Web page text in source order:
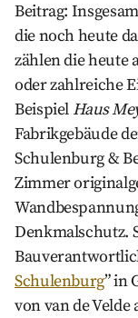
Beitrag:
die noch heute
zählen die heute
oder zahlreiche
Beispiel Haus
Fabrikgebäude
Schulenburg &
Zimmer
Denkmalschutz.
Schulenburg” in
von van de